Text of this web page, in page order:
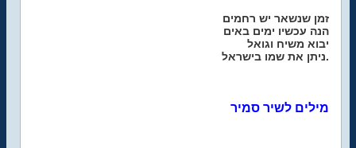
זמן שנשאר יש רחמים
הנה עכשיו ימים באים
יבוא משיח וגואל
ניתן את שמו בישראל.
מילים לשיר סמיר